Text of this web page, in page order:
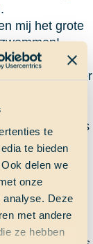
te
te bieden
delen we
onze
analyse. Deze
met andere
ze hebben
mij het grote
hadden
te horen over
tijdje op
die Cirrus
zijn we gaan
We
prachtig
naar ons